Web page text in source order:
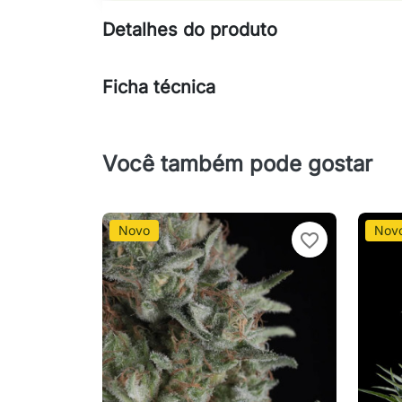
Detalhes do produto
Ficha técnica
Você também pode gostar
Novo favorite_border